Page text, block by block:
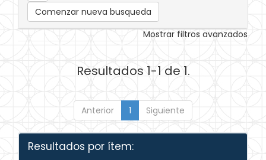
Comenzar nueva busqueda
Mostrar filtros avanzados
Resultados 1-1 de 1.
Anterior 1 Siguiente
Resultados por ítem: